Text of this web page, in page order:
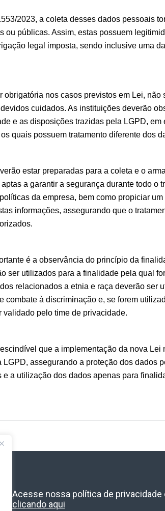
2023, a coleta desses dados pessoais
ou públicas. Assim, estas possuem
legal imposta, sendo inclusive uma
obrigatória nos casos previstos em Lei,
cuidados. As instituições deverão
e as disposições trazidas pela LGPD,
quais possuem tratamento diferente dos
estar preparadas para a coleta e o
a garantir a segurança durante todo o
da empresa, bem como propiciar
informações, assegurando que o
é a observância do princípio da
ser utilizados para a finalidade pela qual
relacionados a etnia e raça deverão ser
combate à discriminação e, se forem
validado pelo time de privacidade.
que a implementação da nova Lei
LGPD, assegurando a proteção dos dados
e a utilização dos dados apenas para
Acesse nossa política de privacidade
clicando aqui